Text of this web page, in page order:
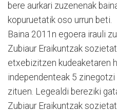
bere aurkari zuzenenak
kopuruetatik oso urrun beti.
Baina 2011n egoera irauli
Zubiaur Eraikuntzak
etxebizitzen kudeaketaren
independenteak 5
zituen. Legealdi bereziki
Zubiaur Eraikuntzak